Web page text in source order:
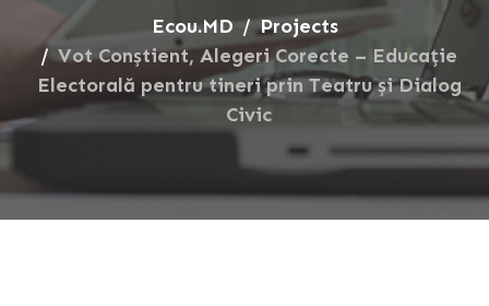
Ecou.MD
Projects
Vot Conștient, Alegeri Corecte – Educație
Electorală pentru tineri prin Teatru și Dialog
Civic